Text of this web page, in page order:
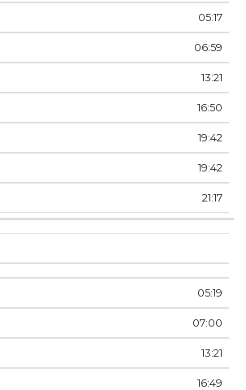
05:17
06:59
13:21
16:50
19:42
19:42
21:17
05:19
07:00
13:21
16:49